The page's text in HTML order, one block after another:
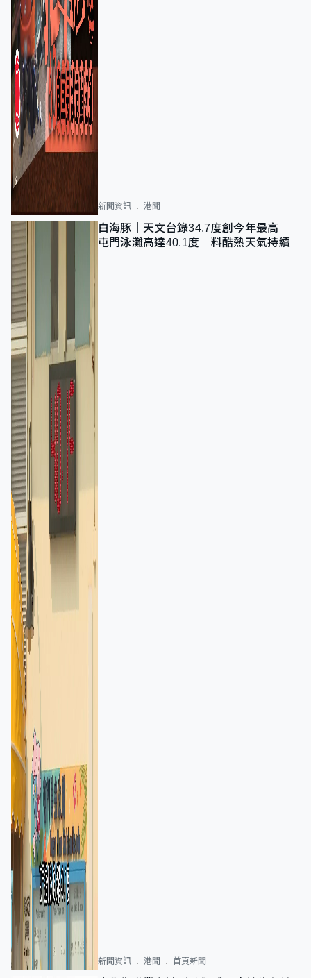
新聞資訊 港聞
白海豚｜天文台錄34.7度創今年最高
屯門泳灘高達40.1度 料酷熱天氣持續
新聞資訊 港聞 首頁新聞